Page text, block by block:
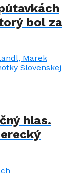
bol za
hlas.